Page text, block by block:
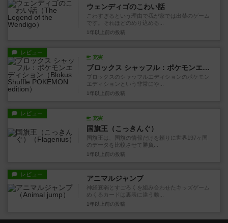
ウェンディゴのこわい話
こわすぎるという理由で我が家では出禁のゲーム
です。それほどのめり込める...
1年以上前 の投稿
レビュー
充実
ブロックス シャッフル：ポケモンエディション
ブロックスのシャッフルエディションのポケモン
エディションという非常にや...
1年以上前 の投稿
レビュー
充実
国旗王（こっきんぐ）
国旗王は、国旗の情報だけを頼りに世界197ヶ国
のデータを比較させて勝負...
1年以上前 の投稿
レビュー アニマルジャンプ
神経衰弱とすごろくを組み合わせたキッズゲーム
めくるカードは裏表に違う動...
1年以上前 の投稿